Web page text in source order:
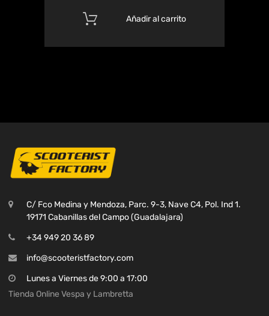
Añadir al carrito
C/ Fco Medina y Mendoza, Parc. 9-3, Nave C4, Pol. Ind 1.
19171 Cabanillas del Campo (Guadalajara)
+34 949 20 36 89
info@scooteristfactory.com
Lunes a Viernes de 9:00 a 17:00
Tienda Online Vespa y Lambretta